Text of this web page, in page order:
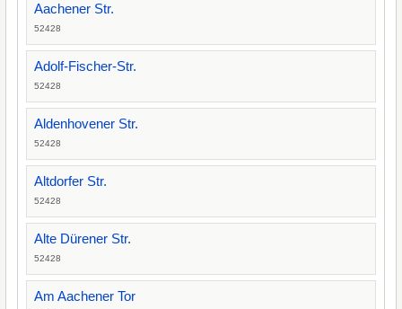
Aachener Str.
52428
Adolf-Fischer-Str.
52428
Aldenhovener Str.
52428
Altdorfer Str.
52428
Alte Dürener Str.
52428
Am Aachener Tor